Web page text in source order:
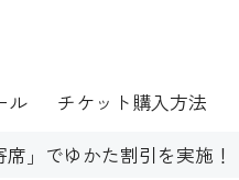
ル チケット購入方法
」でゆかた割引を実施！